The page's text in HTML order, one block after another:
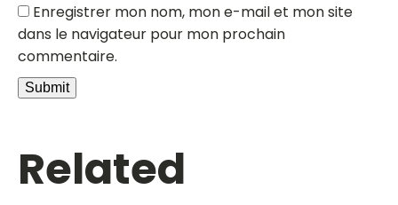
Enregistrer mon nom, mon e-mail et mon site
dans le navigateur pour mon prochain
commentaire.
Related